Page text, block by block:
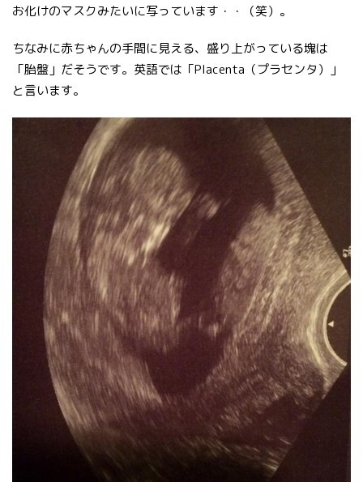
お化けのマスクみたいに写っています・・（笑）。
ちなみに赤ちゃんの手間に見える、盛り上がっている塊は
「胎盤」だそうです。英語では「Placenta（プラセンタ）」
と言います。